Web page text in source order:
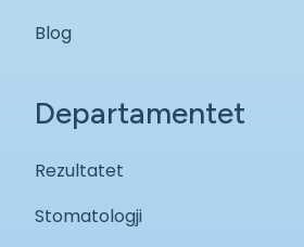
Blog
Departamentet
Rezultatet
Stomatologji